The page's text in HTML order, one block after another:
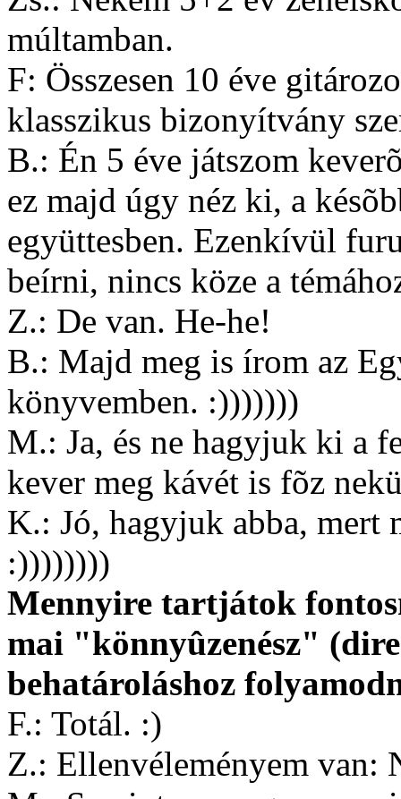
múltamban.
F: Összesen 10 éve
klasszikus bizonyítvány
B.: Én 5 éve játszom
ez majd úgy néz ki, a
együttesben. Ezenkívül
beírni, nincs köze a
Z.: De van. He-he!
B.: Majd meg is írom az
könyvemben. :)))))))
M.: Ja, és ne hagyjuk ki a
kever meg kávét is fõz
K.: Jó, hagyjuk abba, mert
:))))))))
Mennyire tartjátok
mai "könnyûzenész"
behatároláshoz
F.: Totál. :)
Z.: Ellenvéleményem van: